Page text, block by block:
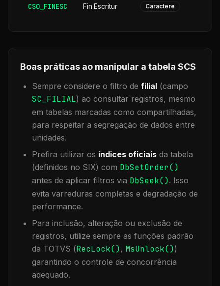
CS0_FINESC Fin.Escritur Caractere
Boas práticas ao manipular a tabela SCS
Sempre considere o filtro de filial (campo
SC_FILIAL) ao consultar registros, mesmo
em tabelas marcadas como compartilhadas,
para respeitar a segregação de dados entre
unidades.
Prefira utilizar os índices oficiais da tabela
(definidos no SIX) com DbSetOrder()
antes de aplicar filtros via DbSeek(). Isso
evita varreduras completas e degradação de
performance.
Para inclusão, alteração ou exclusão de
registros, utilize sempre as funções padrão
da TOTVS (RecLock(), MsUnlock())
garantindo o controle de concorrência
adequado.